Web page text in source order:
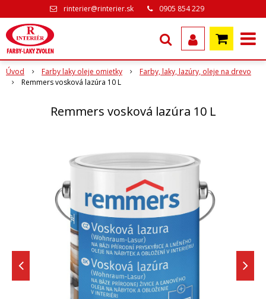
rinterier@rinterier.sk 0905 854 229
Úvod Farby laky oleje omietky
Farby, laky, lazúry, oleje na drevo
Remmers vosková lazúra 10 L
Remmers vosková lazúra 10 L